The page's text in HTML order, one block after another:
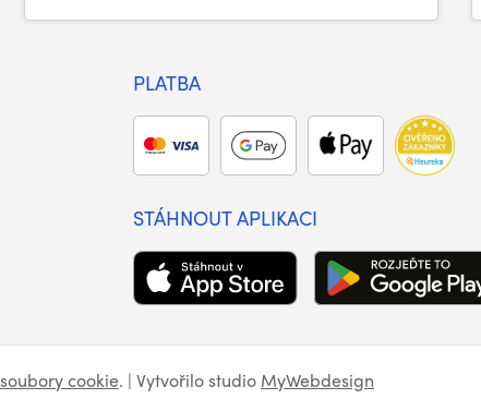
PLATBA
STÁHNOUT APLIKACI
soubory cookie. | Vytvořilo studio MyWebdesign